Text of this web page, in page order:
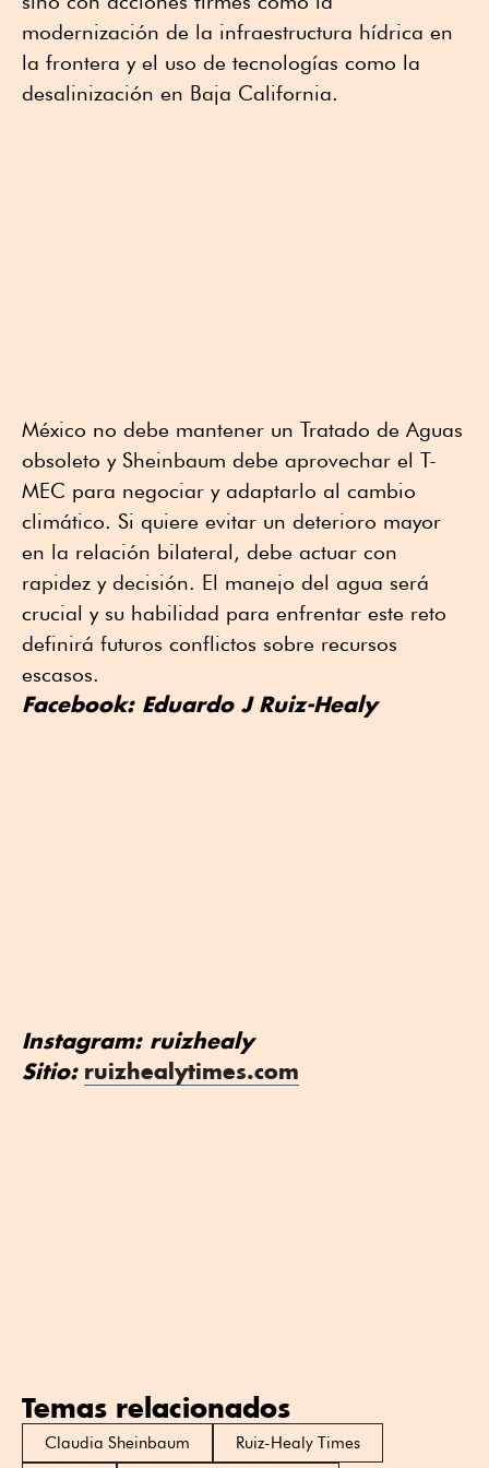
modernización de la infraestructura hídrica en
la frontera y el uso de tecnologías como la
desalinización en Baja California.
México no debe mantener un Tratado de Aguas
obsoleto y Sheinbaum debe aprovechar el T-
MEC para negociar y adaptarlo al cambio
climático. Si quiere evitar un deterioro mayor
en la relación bilateral, debe actuar con
rapidez y decisión. El manejo del agua será
crucial y su habilidad para enfrentar este reto
definirá futuros conflictos sobre recursos
escasos.
Facebook: Eduardo J Ruiz-Healy
Instagram: ruizhealy
Sitio: ruizhealytimes.com
Temas relacionados
Claudia Sheinbaum
Ruiz-Healy Times